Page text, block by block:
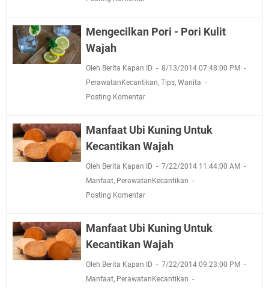
Mengecilkan Pori - Pori Kulit
Wajah
Oleh Berita Kapan ID
8/13/2014 07:48:00 PM
PerawatanKecantikan, Tips, Wanita
Posting Komentar
Manfaat Ubi Kuning Untuk
Kecantikan Wajah
Oleh Berita Kapan ID
7/22/2014 11:44:00 AM
Manfaat, PerawatanKecantikan
Posting Komentar
Manfaat Ubi Kuning Untuk
Kecantikan Wajah
Oleh Berita Kapan ID
7/22/2014 09:23:00 PM
Manfaat, PerawatanKecantikan